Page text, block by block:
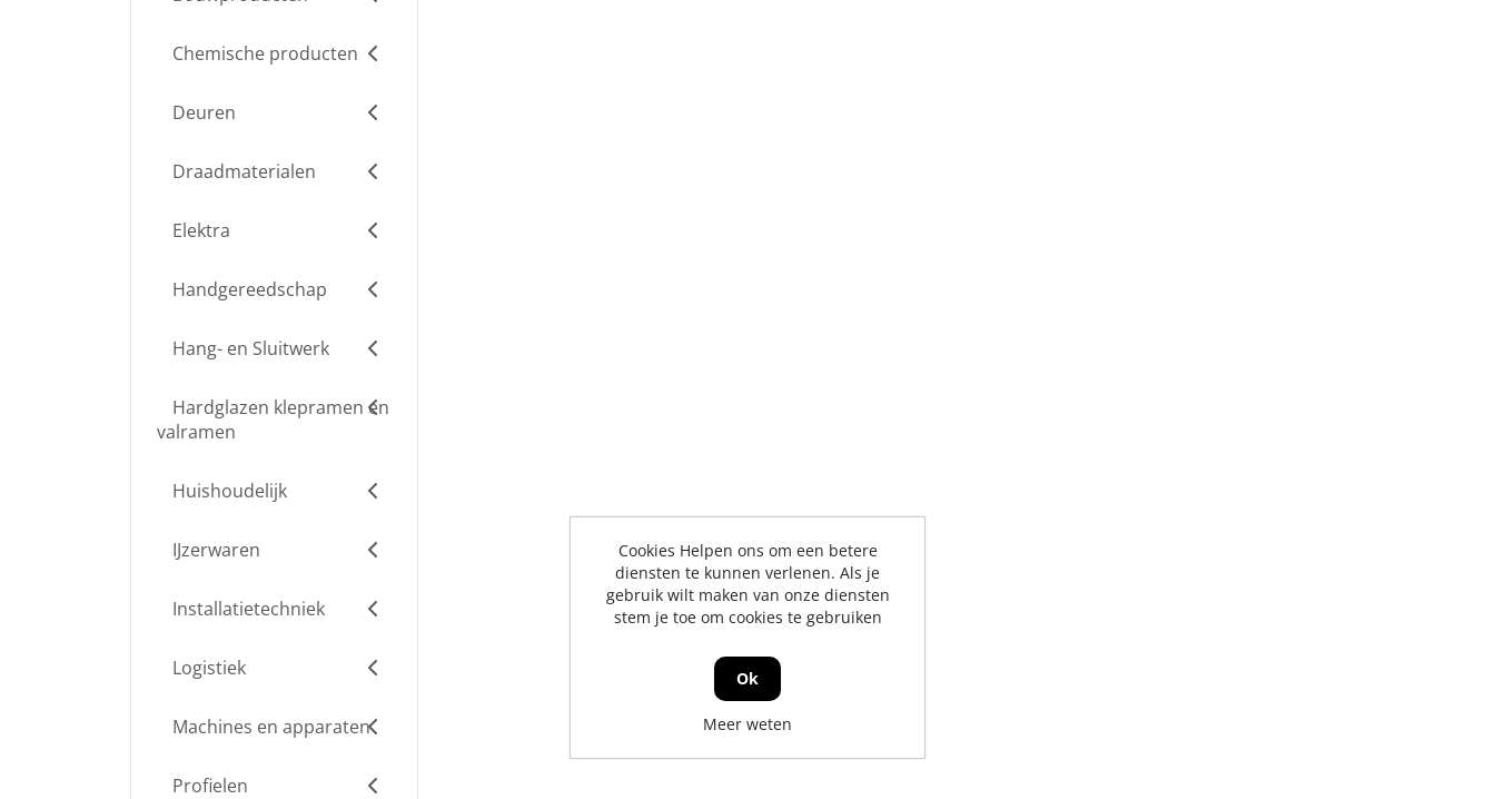
Chemische producten
Deuren
Draadmaterialen
Elektra
Handgereedschap
Hang- en Sluitwerk
Hardglazen klepramen en
valramen
Huishoudelijk
IJzerwaren
Installatietechniek
Logistiek
Machines en apparaten
Profielen
Cookies Helpen ons om een betere
diensten te kunnen verlenen. Als je
gebruik wilt maken van onze diensten
stem je toe om cookies te gebruiken
Ok
Meer weten